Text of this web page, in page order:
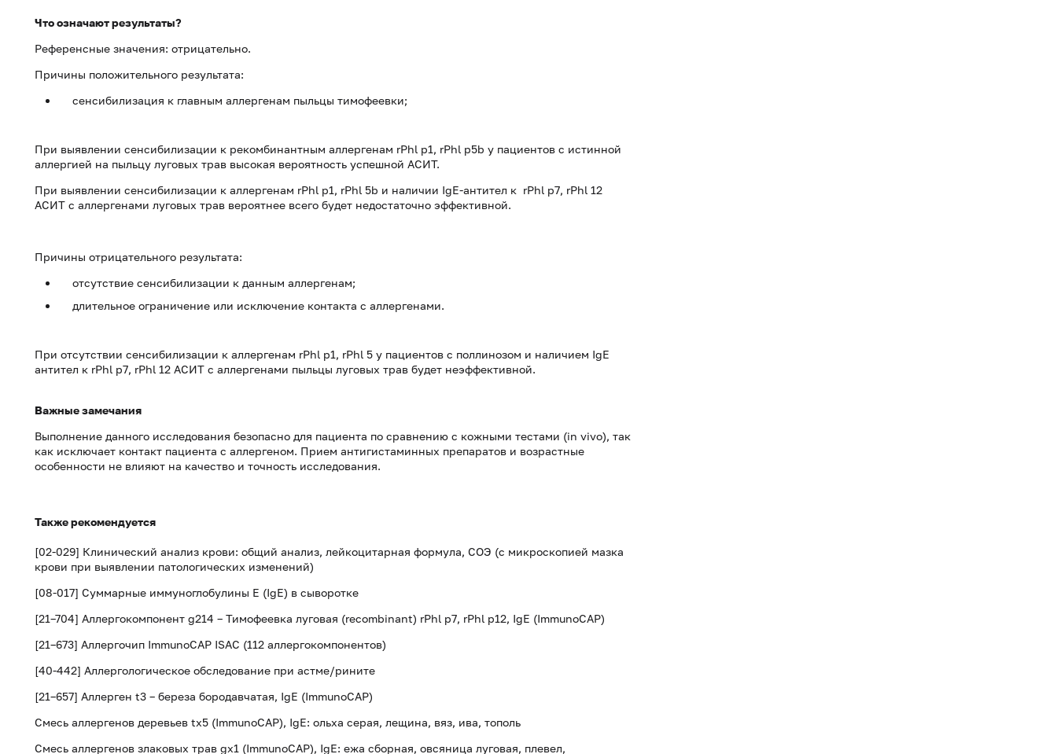
Что означают результаты?
Референсные значения: отрицательно.
Причины положительного результата:
сенсибилизация к главным аллергенам пыльцы тимофеевки;
При выявлении сенсибилизации к рекомбинантным аллергенам rPhl p1, rPhl p5b у пациентов с истинной
аллергией на пыльцу луговых трав высокая вероятность успешной АСИТ.
При выявлении сенсибилизации к аллергенам rPhl p1, rPhl 5b и наличии IgE-антител к rPhl p7, rPhl 12
АСИТ с аллергенами луговых трав вероятнее всего будет недостаточно эффективной.
Причины отрицательного результата:
отсутствие сенсибилизации к данным аллергенам;
длительное ограничение или исключение контакта с аллергенами.
При отсутствии сенсибилизации к аллергенам rPhl p1, rPhl 5 у пациентов с поллинозом и наличием IgE
антител к rPhl p7, rPhl 12 АСИТ с аллергенами пыльцы луговых трав будет неэффективной.
Важные замечания
Выполнение данного исследования безопасно для пациента по сравнению с кожными тестами (in vivo), так
как исключает контакт пациента с аллергеном. Прием антигистаминных препаратов и возрастные
особенности не влияют на качество и точность исследования.
Также рекомендуется
[02-029] Клинический анализ крови: общий анализ, лейкоцитарная формула, СОЭ (с микроскопией мазка
крови при выявлении патологических изменений)
[08-017] Суммарные иммуноглобулины E (IgE) в сыворотке
[21–704] Аллергокомпонент g214 – Тимофеевка луговая (recombinant) rPhl p7, rPhl p12, IgE (ImmunoCAP)
[21–673] Аллергочип ImmunoCAP ISAC (112 аллергокомпонентов)
[40-442] Аллергологическое обследование при астме/рините
[21–657] Аллерген t3 – береза бородавчатая, IgE (ImmunoCAP)
Смесь аллергенов деревьев tx5 (ImmunoCAP), IgE: ольха серая, лещина, вяз, ива, тополь
Смесь аллергенов злаковых трав gx1 (ImmunoCAP), IgE: ежа сборная, овсяница луговая, плевел,